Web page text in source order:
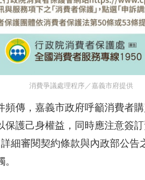
消費爭議處理程序／嘉義市府提供
頻傳，嘉義市政府呼籲消費者
保護己身權益，同時應注意簽
細審閱契約條款與內政部公告